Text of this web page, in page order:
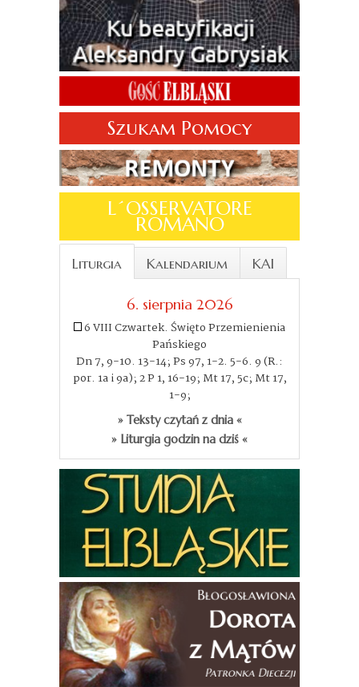
Szukam Pomocy
L´OSSERVATORE
ROMANO
Liturgia Kalendarium KAI
6. sierpnia 2026
6 VIII Czwartek. Święto Przemienienia
Pańskiego
Dn 7, 9-10. 13-14; Ps 97, 1-2. 5-6. 9 (R.:
por. 1a i 9a); 2 P 1, 16-19; Mt 17, 5c; Mt 17,
1-9;
» Teksty czytań z dnia «
» Liturgia godzin na dziś «